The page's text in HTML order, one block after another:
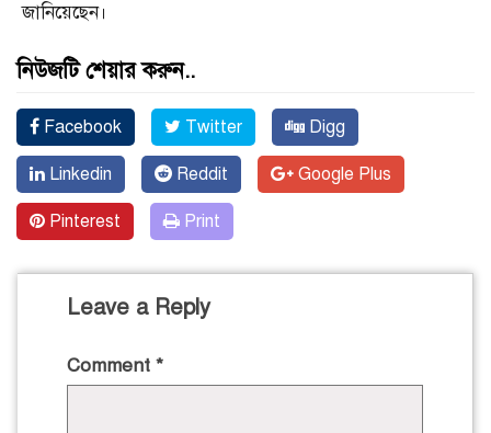
জানিয়েছেন।
নিউজটি শেয়ার করুন..
Facebook Twitter Digg
Linkedin Reddit Google Plus
Pinterest Print
Leave a Reply
Comment *